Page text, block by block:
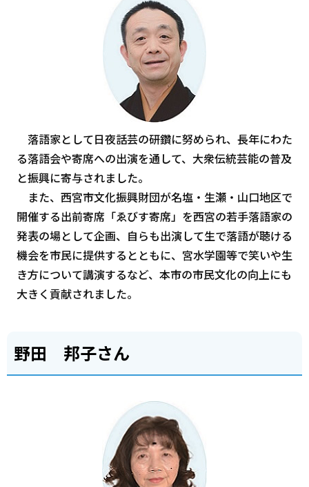
落語家として日夜話芸の研鑽に努められ、長年にわた
る落語会や寄席への出演を通して、大衆伝統芸能の普及
と振興に寄与されました。
また、西宮市文化振興財団が名塩・生瀬・山口地区で
開催する出前寄席「ゑびす寄席」を西宮の若手落語家の
発表の場として企画、自らも出演して生で落語が聴ける
機会を市民に提供するとともに、宮水学園等で笑いや生
き方について講演するなど、本市の市民文化の向上にも
大きく貢献されました。
野田 邦子さん